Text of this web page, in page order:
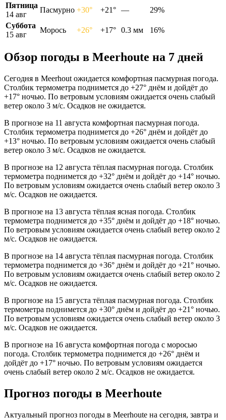
Пятница
14 авг
Пасмурно +30° +21° —
29%
Суббота
15 авг
Морось +26° +17° 0.3 мм 16%
Обзор погоды в Meerhoutе на 7 дней
Сегодня в Meerhout ожидается комфортная пасмурная погода.
Столбик термометра поднимется до +27° днём и дойдёт до
+17° ночью. По ветровым условиям ожидается очень слабый
ветер около 3 м/с. Осадков не ожидается.
В прогнозе на 11 августа комфортная пасмурная погода.
Столбик термометра поднимется до +26° днём и дойдёт до
+13° ночью. По ветровым условиям ожидается очень слабый
ветер около 3 м/с. Осадков не ожидается.
В прогнозе на 12 августа тёплая пасмурная погода. Столбик
термометра поднимется до +32° днём и дойдёт до +14° ночью.
По ветровым условиям ожидается очень слабый ветер около 3
м/с. Осадков не ожидается.
В прогнозе на 13 августа тёплая ясная погода. Столбик
термометра поднимется до +35° днём и дойдёт до +18° ночью.
По ветровым условиям ожидается очень слабый ветер около 2
м/с. Осадков не ожидается.
В прогнозе на 14 августа тёплая пасмурная погода. Столбик
термометра поднимется до +36° днём и дойдёт до +21° ночью.
По ветровым условиям ожидается очень слабый ветер около 2
м/с. Осадков не ожидается.
В прогнозе на 15 августа тёплая пасмурная погода. Столбик
термометра поднимется до +30° днём и дойдёт до +21° ночью.
По ветровым условиям ожидается очень слабый ветер около 3
м/с. Осадков не ожидается.
В прогнозе на 16 августа комфортная погода с моросью
погода. Столбик термометра поднимется до +26° днём и
дойдёт до +17° ночью. По ветровым условиям ожидается
очень слабый ветер около 2 м/с. Осадков не ожидается.
Прогноз погоды в Meerhoutе
Актуальный прогноз погоды в Meerhoutе на сегодня, завтра и